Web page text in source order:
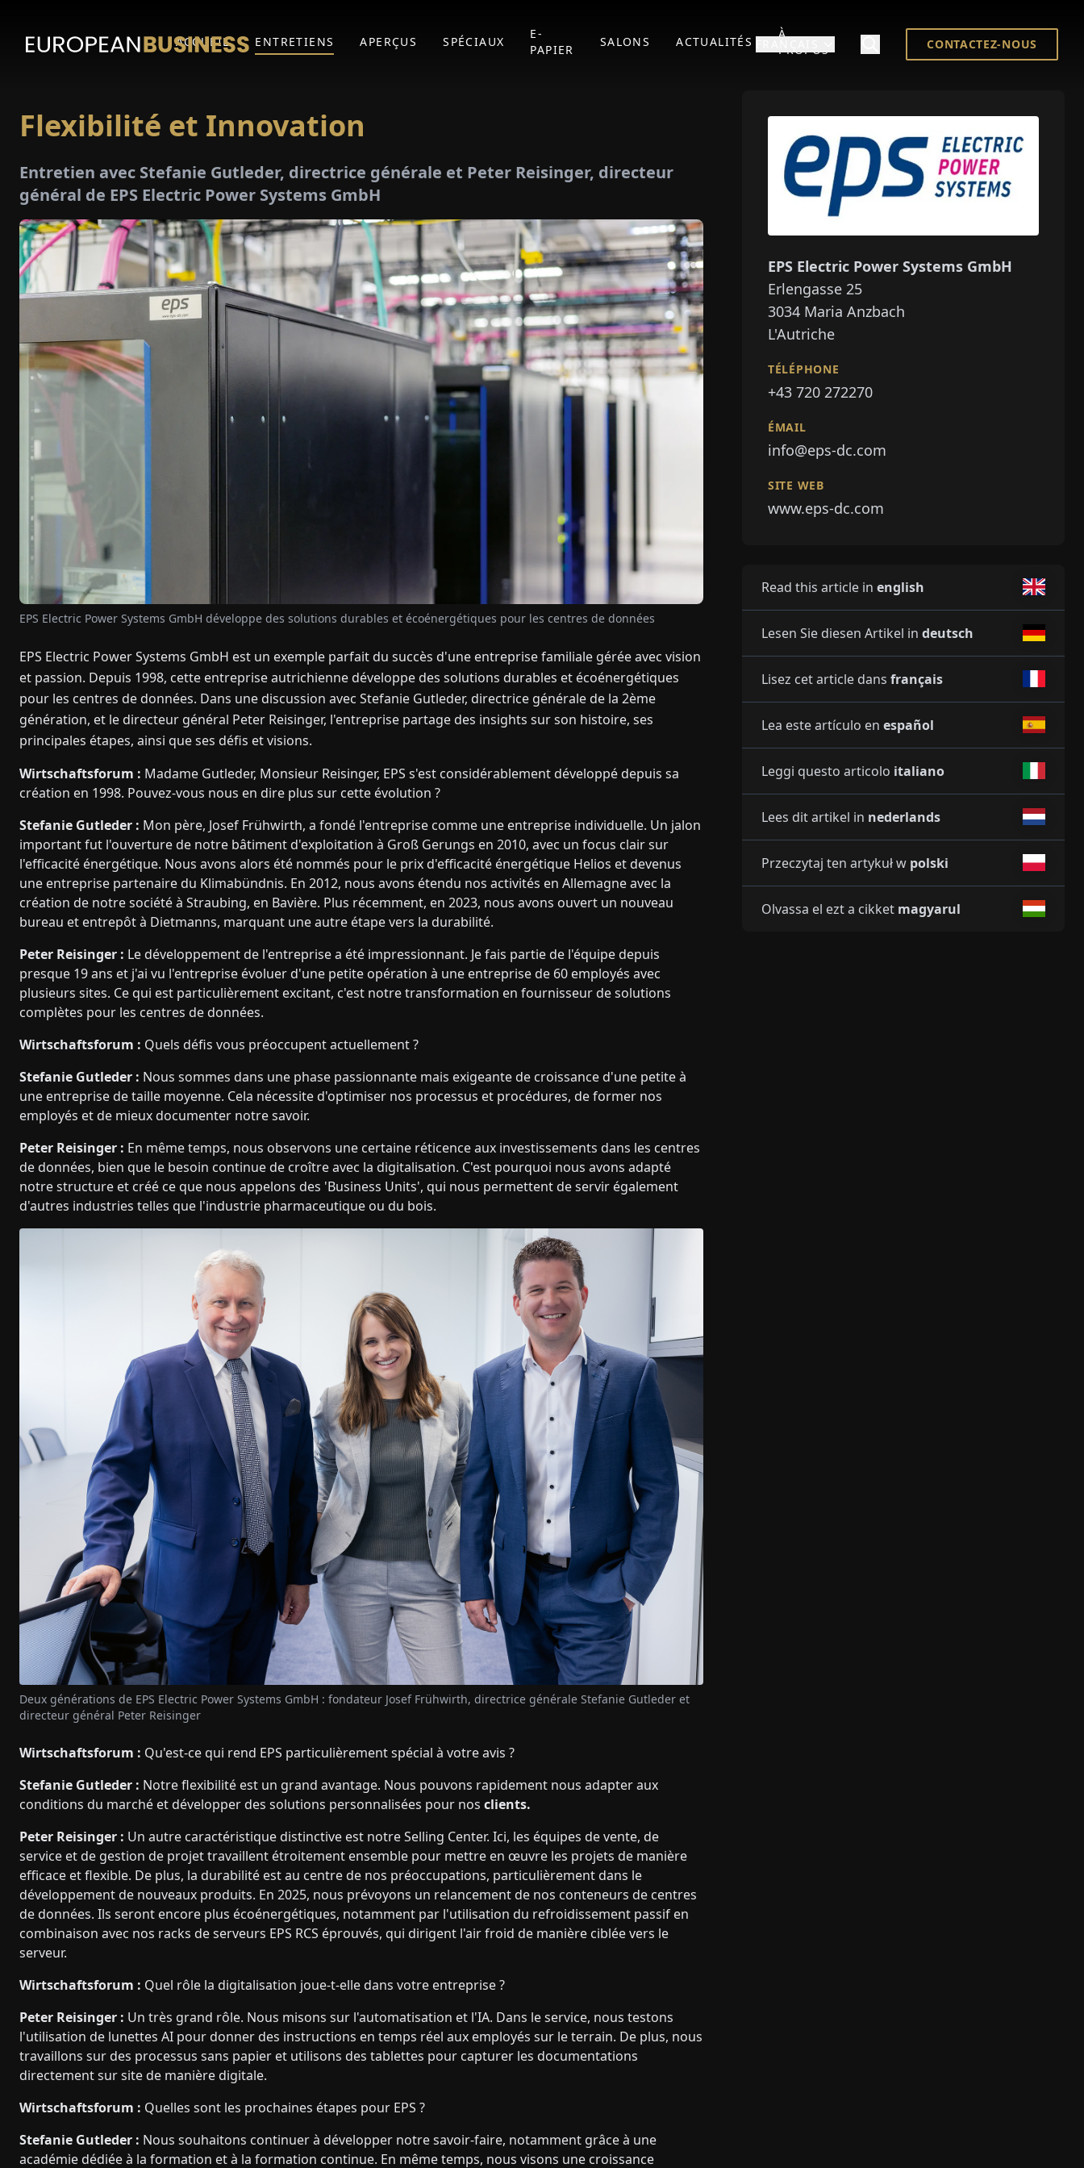
ACCUEIL ENTRETIENS APERÇUS SPÉCIAUX
E-
PAPIER
SALONS ACTUALITÉS
À
PROPOS
CONTACTEZ-NOUS
Flexibilité et Innovation
Entretien avec Stefanie Gutleder, directrice générale et Peter Reisinger, directeur
général de EPS Electric Power Systems GmbH
EPS Electric Power Systems GmbH développe des solutions durables et écoénergétiques pour les centres de données
EPS Electric Power Systems GmbH est un exemple parfait du succès d'une entreprise familiale gérée avec vision
et passion. Depuis 1998, cette entreprise autrichienne développe des solutions durables et écoénergétiques
pour les centres de données. Dans une discussion avec Stefanie Gutleder, directrice générale de la 2ème
génération, et le directeur général Peter Reisinger, l'entreprise partage des insights sur son histoire, ses
principales étapes, ainsi que ses défis et visions.
Wirtschaftsforum : Madame Gutleder, Monsieur Reisinger, EPS s'est considérablement développé depuis sa
création en 1998. Pouvez-vous nous en dire plus sur cette évolution ?
Stefanie Gutleder : Mon père, Josef Frühwirth, a fondé l'entreprise comme une entreprise individuelle. Un jalon
important fut l'ouverture de notre bâtiment d'exploitation à Groß Gerungs en 2010, avec un focus clair sur
l'efficacité énergétique. Nous avons alors été nommés pour le prix d'efficacité énergétique Helios et devenus
une entreprise partenaire du Klimabündnis. En 2012, nous avons étendu nos activités en Allemagne avec la
création de notre société à Straubing, en Bavière. Plus récemment, en 2023, nous avons ouvert un nouveau
bureau et entrepôt à Dietmanns, marquant une autre étape vers la durabilité.
Peter Reisinger : Le développement de l'entreprise a été impressionnant. Je fais partie de l'équipe depuis
presque 19 ans et j'ai vu l'entreprise évoluer d'une petite opération à une entreprise de 60 employés avec
plusieurs sites. Ce qui est particulièrement excitant, c'est notre transformation en fournisseur de solutions
complètes pour les centres de données.
Wirtschaftsforum : Quels défis vous préoccupent actuellement ?
Stefanie Gutleder : Nous sommes dans une phase passionnante mais exigeante de croissance d'une petite à
une entreprise de taille moyenne. Cela nécessite d'optimiser nos processus et procédures, de former nos
employés et de mieux documenter notre savoir.
Peter Reisinger : En même temps, nous observons une certaine réticence aux investissements dans les centres
de données, bien que le besoin continue de croître avec la digitalisation. C'est pourquoi nous avons adapté
notre structure et créé ce que nous appelons des 'Business Units', qui nous permettent de servir également
d'autres industries telles que l'industrie pharmaceutique ou du bois.
Deux générations de EPS Electric Power Systems GmbH : fondateur Josef Frühwirth, directrice générale Stefanie Gutleder et
directeur général Peter Reisinger
Wirtschaftsforum : Qu'est-ce qui rend EPS particulièrement spécial à votre avis ?
Stefanie Gutleder : Notre flexibilité est un grand avantage. Nous pouvons rapidement nous adapter aux
conditions du marché et développer des solutions personnalisées pour nos clients.
Peter Reisinger : Un autre caractéristique distinctive est notre Selling Center. Ici, les équipes de vente, de
service et de gestion de projet travaillent étroitement ensemble pour mettre en œuvre les projets de manière
efficace et flexible. De plus, la durabilité est au centre de nos préoccupations, particulièrement dans le
développement de nouveaux produits. En 2025, nous prévoyons un relancement de nos conteneurs de centres
de données. Ils seront encore plus écoénergétiques, notamment par l'utilisation du refroidissement passif en
combinaison avec nos racks de serveurs EPS RCS éprouvés, qui dirigent l'air froid de manière ciblée vers le
serveur.
Wirtschaftsforum : Quel rôle la digitalisation joue-t-elle dans votre entreprise ?
Peter Reisinger : Un très grand rôle. Nous misons sur l'automatisation et l'IA. Dans le service, nous testons
l'utilisation de lunettes AI pour donner des instructions en temps réel aux employés sur le terrain. De plus, nous
travaillons sur des processus sans papier et utilisons des tablettes pour capturer les documentations
directement sur site de manière digitale.
Wirtschaftsforum : Quelles sont les prochaines étapes pour EPS ?
Stefanie Gutleder : Nous souhaitons continuer à développer notre savoir-faire, notamment grâce à une
académie dédiée à la formation et à la formation continue. En même temps, nous visons une croissance
EPS Electric Power Systems GmbH
Erlengasse 25
3034 Maria Anzbach
L'Autriche
TÉLÉPHONE
+43 720 272270
ÉMAIL
info@eps-dc.com
SITE WEB
www.eps-dc.com
Read this article in english
Lesen Sie diesen Artikel in deutsch
Lisez cet article dans français
Lea este artículo en español
Leggi questo articolo italiano
Lees dit artikel in nederlands
Przeczytaj ten artykuł w polski
Olvassa el ezt a cikket magyarul